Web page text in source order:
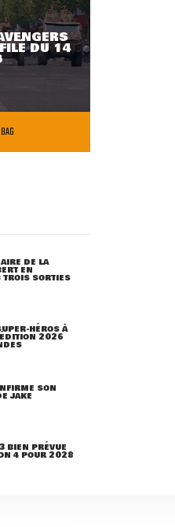
DU 14
DE LA
EN
SORTIES
HÉROS À
2026
SON
JAKE
BIEN PRÉVUE
4 POUR 2028